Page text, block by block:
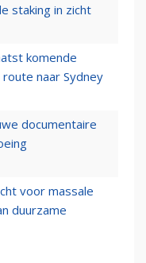
staking in zicht
komende
naar Sydney
documentaire
voor massale
duurzame